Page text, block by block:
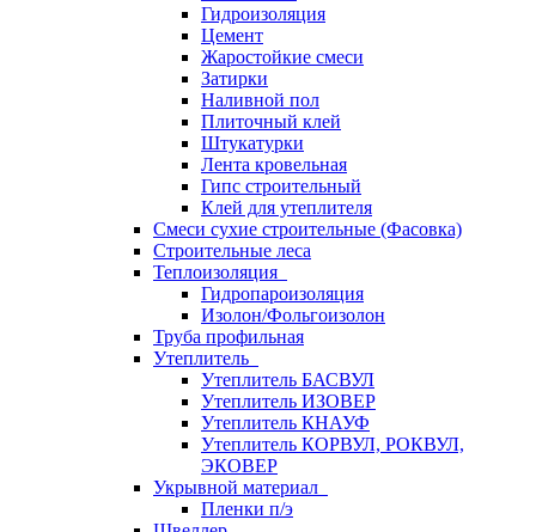
Гидроизоляция
Цемент
Жаростойкие смеси
Затирки
Наливной пол
Плиточный клей
Штукатурки
Лента кровельная
Гипс строительный
Клей для утеплителя
Смеси сухие строительные (Фасовка)
Строительные леса
Теплоизоляция
Гидропароизоляция
Изолон/Фольгоизолон
Труба профильная
Утеплитель
Утеплитель БАСВУЛ
Утеплитель ИЗОВЕР
Утеплитель КНАУФ
Утеплитель КОРВУЛ, РОКВУЛ,
ЭКОВЕР
Укрывной материал
Пленки п/э